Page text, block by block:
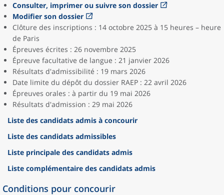
Consulter, imprimer ou suivre son dossier
Modifier son dossier
Clôture des inscriptions : 14 octobre 2025 à 15 heures – heure
de Paris
Épreuves écrites : 26 novembre 2025
Épreuve facultative de langue : 21 janvier 2026
Résultats d'admissibilité : 19 mars 2026
Date limite du dépôt du dossier RAEP : 22 avril 2026
Épreuves orales : à partir du 19 mai 2026
Résultats d'admission : 29 mai 2026
Liste des candidats admis à concourir
Liste des candidats admissibles
Liste principale des candidats admis
Liste complémentaire des candidats admis
Conditions pour concourir